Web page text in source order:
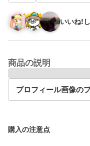
いいね!
商品の説明
プロフィール画像の
購入の注意点